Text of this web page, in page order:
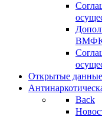
Открытые данные
Back